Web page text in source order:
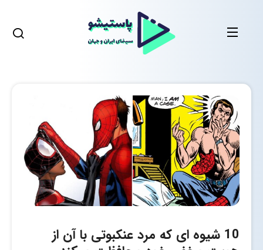
10 شیوه ای که مرد عنکبوتی با آن از